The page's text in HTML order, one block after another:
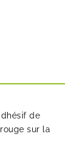
de
sur la